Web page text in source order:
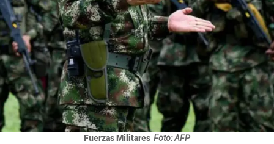
Fuerzas Militares Foto: AFP